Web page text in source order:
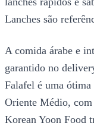
Lanches são
A comida árabe e
garantido no
Falafel é uma ótima
Oriente Médio, com
Korean Yoon Food